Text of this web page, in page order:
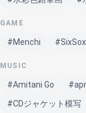
GAME
#Menchi #SixSox
MUSIC
#Amitani Go
#CDジャケット模写